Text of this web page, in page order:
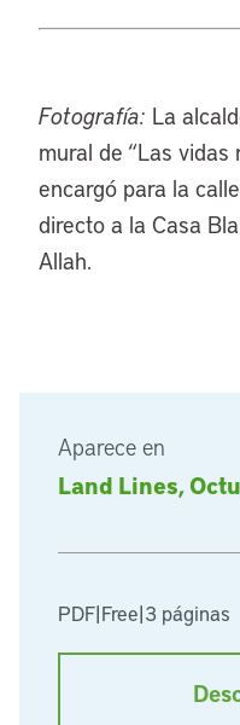
Aparece en
Land Lines,
PDF|Free|3 páginas
Fotografía: La
mural de “Las
encargó para la
directo a la Casa
Allah.